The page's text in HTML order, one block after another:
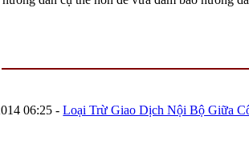
06:25 -Loại Trừ Giao Dịch Nội Bộ Giữa